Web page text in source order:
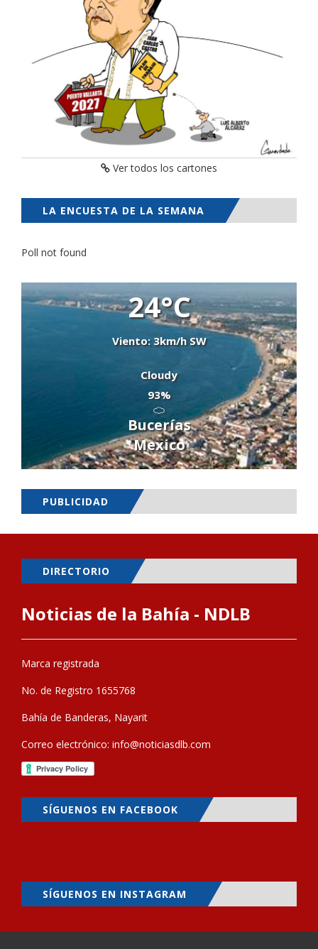
Ver todos los cartones
LA ENCUESTA DE LA SEMANA
Poll not found
24°C
Viento: 3km/h SW
Cloudy
93%
Bucerías
Mexico
PUBLICIDAD
DIRECTORIO
Noticias de la Bahía - NDLB
Marca registrada
No. de Registro 1655768
Bahía de Banderas, Nayarit
Correo electrónico: info@noticiasdlb.com
SÍGUENOS EN FACEBOOK
SÍGUENOS EN INSTAGRAM